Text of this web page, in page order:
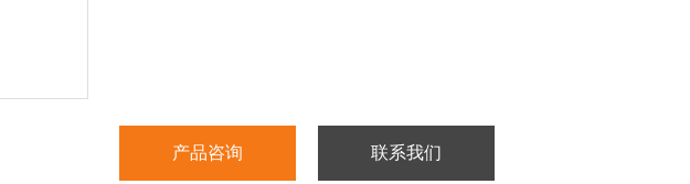
产品咨询 联系我们